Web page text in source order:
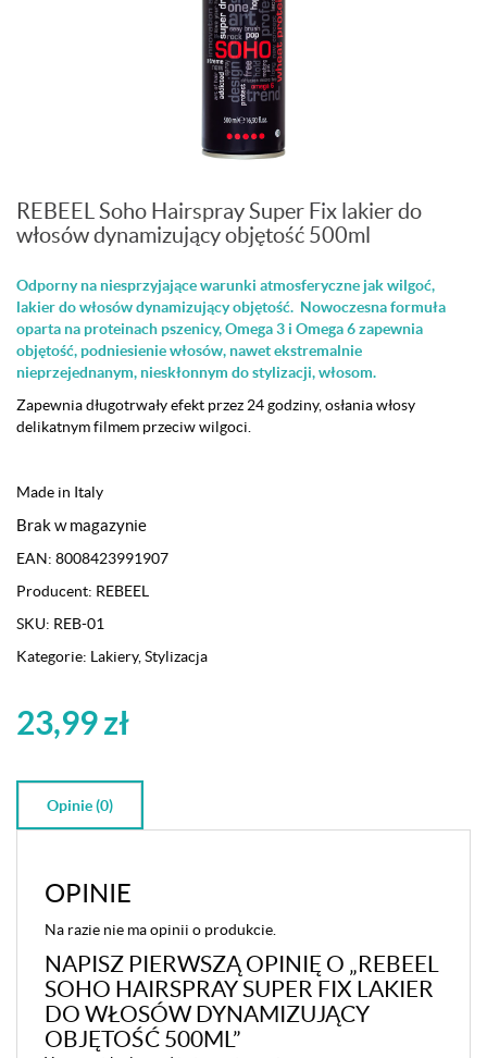
REBEEL Soho Hairspray Super Fix lakier do
włosów dynamizujący objętość 500ml
Odporny na niesprzyjające warunki atmosferyczne jak wilgoć,
lakier do włosów dynamizujący objętość. Nowoczesna formuła
oparta na proteinach pszenicy, Omega 3 i Omega 6 zapewnia
objętość, podniesienie włosów, nawet ekstremalnie
nieprzejednanym, nieskłonnym do stylizacji, włosom.
Zapewnia długotrwały efekt przez 24 godziny, osłania włosy
delikatnym filmem przeciw wilgoci.
Made in Italy
Brak w magazynie
EAN: 8008423991907
Producent: REBEEL
SKU: REB-01
Kategorie: Lakiery, Stylizacja
23,99zł
Opinie (0)
OPINIE
Na razie nie ma opinii o produkcie.
NAPISZ PIERWSZĄ OPINIĘ O „REBEEL
SOHO HAIRSPRAY SUPER FIX LAKIER
DO WŁOSÓW DYNAMIZUJĄCY
OBJĘTOŚĆ 500ML”